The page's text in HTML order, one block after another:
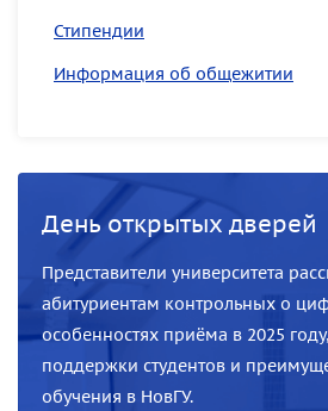
Стипендии
Информация об общежитии
День открытых дверей
Представители университета
абитуриентам контрольных о
особенностях приёма в 2025
поддержки студентов и
обучения в НовГУ.